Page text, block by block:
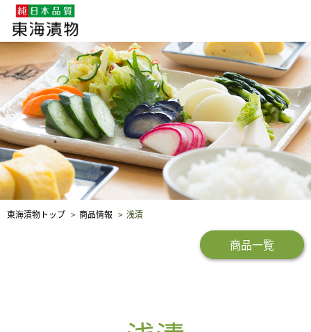
企業・採用情報 社会貢献 品質保証
東海漬物トップ 商品情報 浅漬
商品一覧